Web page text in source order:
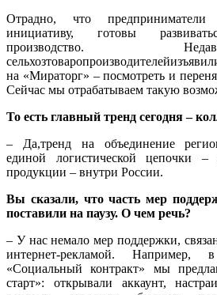
Отрадно, что
инициативу, готовы
производство.
на «Мираторг» – посмотреть и
Сейчас мы отрабатываем такую
То есть главный тренд сегодня –
– Да,тренд на объединение
единой логистической цепочки
продукции – внутри России.
Вы сказали, что часть мер
поставили на паузу. О чем речь?
– У нас немало мер поддержки,
интернет-рекламой. Например,
«Социальный контракт» мы
старт»: открывали аккаунт,